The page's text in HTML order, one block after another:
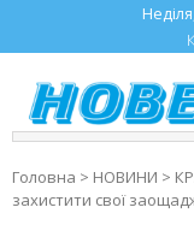
content
Головна > НОВИНИ >
захистити свої